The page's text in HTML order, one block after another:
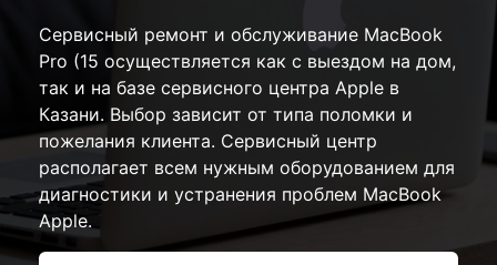
Сервисный ремонт и обслуживание MacBook
Pro (15 осуществляется как с выездом на дом,
так и на базе сервисного центра Apple в
Казани. Выбор зависит от типа поломки и
пожелания клиента. Сервисный центр
располагает всем нужным оборудованием для
диагностики и устранения проблем MacBook
Apple.